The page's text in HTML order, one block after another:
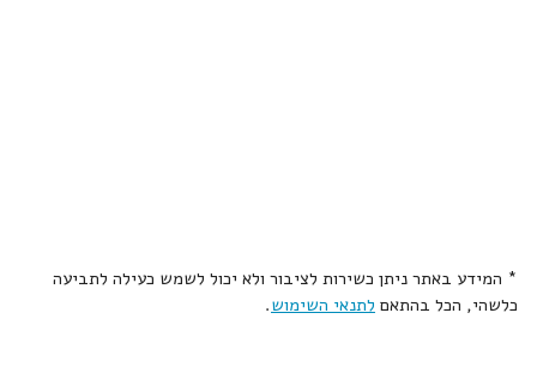
* המידע באתר ניתן כשירות לציבור ולא יכול לשמש כעילה לתביעה
כלשהי, הכל בהתאם לתנאי השימוש.